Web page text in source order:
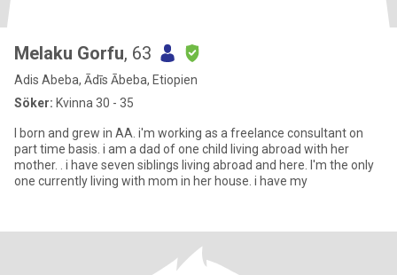
Melaku Gorfu, 63
Adis Abeba, Ādīs Ābeba, Etiopien
Söker: Kvinna 30 - 35
I born and grew in AA. i'm working as a freelance consultant on
part time basis. i am a dad of one child living abroad with her
mother. . i have seven siblings living abroad and here. I'm the only
one currently living with mom in her house. i have my